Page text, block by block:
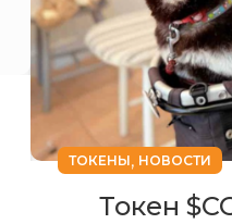
ТОКЕНЫ, НОВОСТИ
Токен